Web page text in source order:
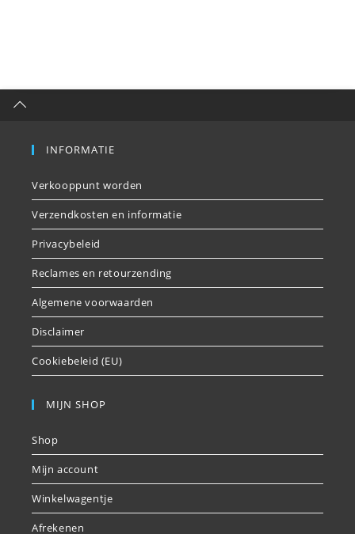
INFORMATIE
Verkooppunt worden
Verzendkosten en informatie
Privacybeleid
Reclames en retourzending
Algemene voorwaarden
Disclaimer
Cookiebeleid (EU)
MIJN SHOP
Shop
Mijn account
Winkelwagentje
Afrekenen